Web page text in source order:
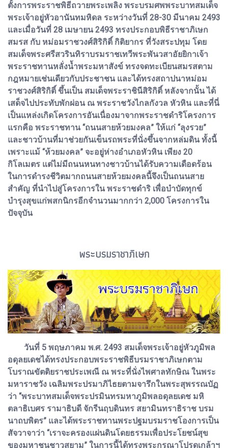
ตั้งการพระราชพิธีถวายพระเพลิง พระบรมศพพระบาทสมเด็จ
พระเจ้าอยู่หัวอานันทมหิดล ระหว่างวันที่ 28-30 มีนาคม 2493
และเมื่อวันที่ 28 เมษายน 2493 ทรงประกอบพิธีราชาภิเษก
สมรส กับ หม่อมราชวงศ์สิริกิติ์ กิติยากร ที่วังสระปทุม โดย
สมเด็จพระศรีสวรินทิราบรมราชเทวีพระพันวสาอัยยิกาเจ้า
พระราชทานหลั่งน้ำพระมหาสังข์ ทรงจดทะเบียนสมรสตาม
กฎหมายเช่นเดียวกับประชาชน และได้ทรงสถาปนาหม่อม
ราชวงศ์สิริกิติ์ ขึ้นเป็น สมเด็จพระราชินีสิริกิติ์ หลังจากนั้น ได้
เสด็จไปประทับพักผ่อน ณ พระราชวังไกลกังวล หัวหิน และที่นี่
เป็นแหล่งเกิดโครงการอันเนื่องมาจากพระราชดำริโครงการ
แรกคือ พระราชทาน “ถนนสายห้วยมงคล” ให้แก่ “ลุงรวย”
และชาวบ้านที่มาช่วยกันเข็นรถพระที่นั่งขึ้นจากหล่มดิน ทั้งนี้
เพราะแม้ “ห้วยมงคล” จะอยู่ห่างอำเภอหัวหิน เพียง 20
กิโลเมตร แต่ไม่มีถนนหนทางชาวบ้านได้รับความเดือดร้อน
ในการดำรงชีวิตมากถนนสายห้วยมงคลนี้จึงเป็นถนนสาย
สำคัญ ที่นำไปสู่โครงการใน พระราชดำริ เพื่อบำบัดทุกข์
บำรุงสุขแก่พสกนิกรอีกจำนวนมากกว่า 2,000 โครงการใน
ปัจจุบัน
พระบรมราชาภิเษก
วันที่ 5 พฤษภาคม พ.ศ. 2493 สมเด็จพระเจ้าอยู่หัวภูมิพล
อดุลยเดชได้ทรงประกอบพระราชพิธีบรมราชาภิเษกตาม
โบราณขัตติยราชประเพณี ณ พระที่นั่งไพศาลทักษิณ ในพระ
มหาราชวัง เฉลิมพระปรมาภิไธยตามจารึกในพระสุพรรณบัฏ
ว่า “พระบาทสมเด็จพระปรมินทรมหาภูมิพลอดุลยเดช มหิ
ตลาธิเบศร รามาธิบดี จักรีนฤบดินทร สยามินทราธิราช บรม
นาถบพิตร” และได้พระราชทานพระปฐมบรมราชโองการเป็น
สัจวาจาว่า “เราจะครองแผ่นดินโดยธรรมเพื่อประโยชน์สุข
ของมหาชนชาวสยาม” ในการนี้ได้ทรงพระกรุณาโปรดเกล้าฯ